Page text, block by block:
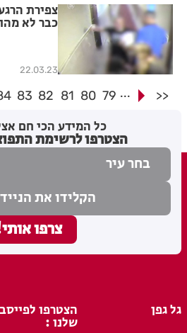
צפירת
כבר לא
22.03.23
<<
...
79
80
81
82
83
כל המידע הכי חם
הצטרפו לרשימת
גל גפן הצטרפו
שלנו :